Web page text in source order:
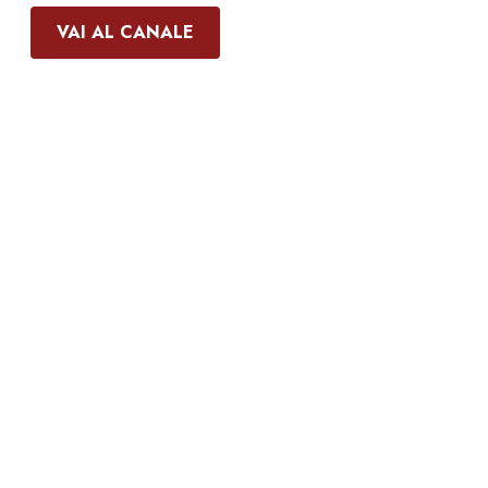
VAI AL CANALE